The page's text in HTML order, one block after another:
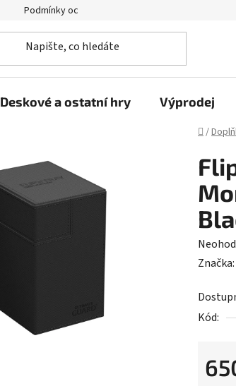
Podmínky ochrany osobních údajů
Deskové a ostatní hry Výprodej
Domů
/
je
0,0
Značka:
Kód: